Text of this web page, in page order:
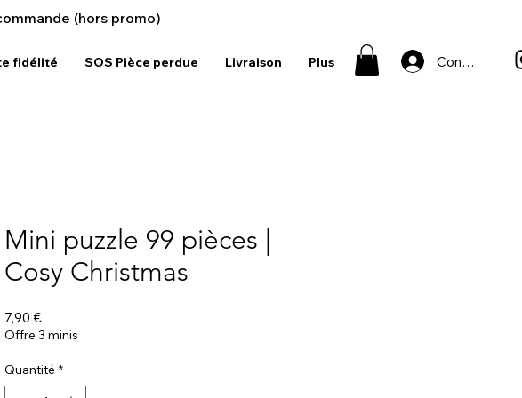
(hors promo)
fidélité SOS Pièce perdue Livraison Plus Connexion
Mini puzzle 99 pièces |
Cosy Christmas
7,90 €Prix
Offre 3 minis
Quantité *